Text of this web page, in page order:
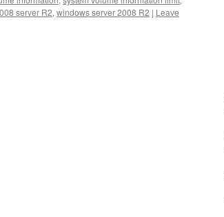
server R2, windows server 2008 R2 | Leave